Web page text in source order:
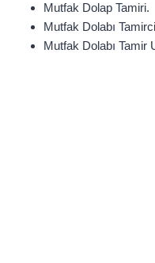
Mutfak Dolap Tamiri.
Mutfak Dolabı
Mutfak Dolabı Tamir